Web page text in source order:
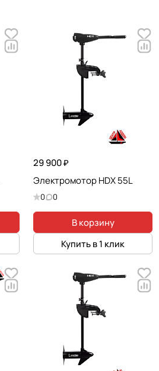
29 900 ₽
Электромотор HDX 55L
0 0
В корзину
Купить в 1 клик